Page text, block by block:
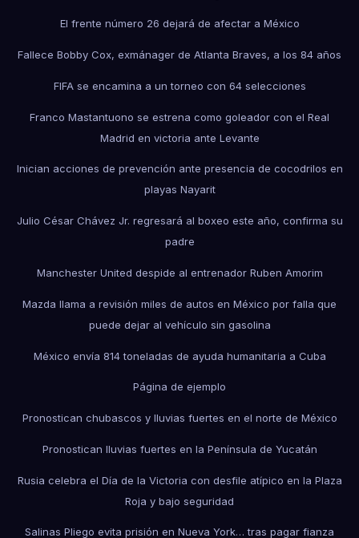
El frente número 26 dejará de afectar a México
Fallece Bobby Cox, exmánager de Atlanta Braves, a los 84 años
FIFA se encamina a un torneo con 64 selecciones
Franco Mastantuono se estrena como goleador con el Real
Madrid en victoria ante Levante
Inician acciones de prevención ante presencia de cocodrilos en
playas Nayarit
Julio César Chávez Jr. regresará al boxeo este año, confirma su
padre
Manchester United despide al entrenador Ruben Amorim
Mazda llama a revisión miles de autos en México por falla que
puede dejar al vehículo sin gasolina
México envía 814 toneladas de ayuda humanitaria a Cuba
Página de ejemplo
Pronostican chubascos y lluvias fuertes en el norte de México
Pronostican lluvias fuertes en la Península de Yucatán
Rusia celebra el Día de la Victoria con desfile atípico en la Plaza
Roja y bajo seguridad
Salinas Pliego evita prisión en Nueva York… tras pagar fianza